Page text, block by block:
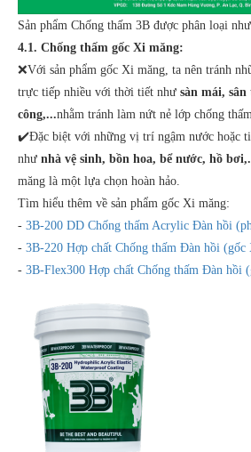
Sản phẩm Chống thấm 3B được phân loại
4.1. Chống thấm gốc Xi măng:
❌Với sản phẩm gốc Xi măng, ta nên tránh
trực tiếp nhiều với thời tiết như sàn mái,
công,...nhằm tránh làm nứt nẻ lớp chống
✔️Đặc biệt với những vị trí ngậm nước hoặc
như nhà vệ sinh, bồn hoa, bể nước, hồ
măng là một lựa chọn hoàn hảo.
Tìm hiểu thêm về sản phẩm gốc Xi măng:
- 3B-200 DD Chống thấm Acrylic Đàn hồi
- 3B-220 Hợp chất Chống thấm Đàn hồi (gốc
- 3B-Flex300 Hợp chất Chống thấm Đàn hồi